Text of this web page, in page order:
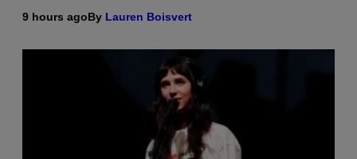
9 hours agoBy Lauren Boisvert